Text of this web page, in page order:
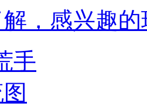
，感兴趣